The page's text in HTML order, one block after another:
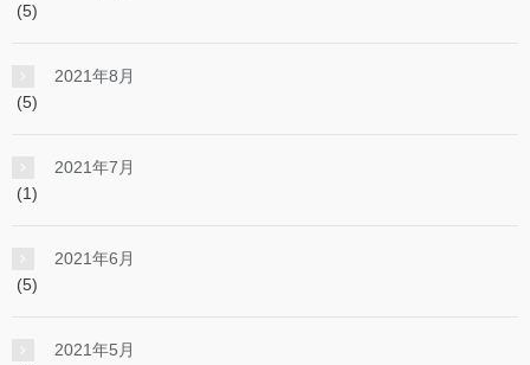
(5)
2021年8月
(5)
2021年7月
(1)
2021年6月
(5)
2021年5月